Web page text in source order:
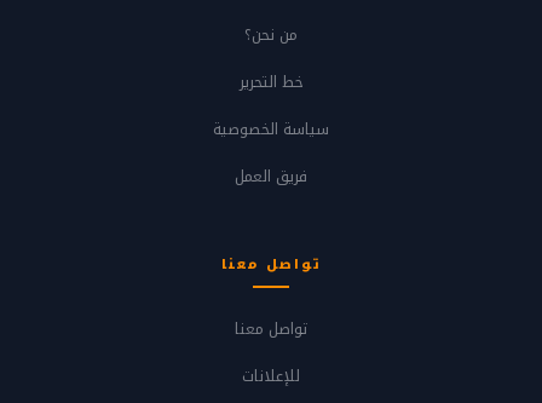
من نحن؟
خط التحرير
سياسة الخصوصية
فريق العمل
تواصل معنا
تواصل معنا
للإعلانات